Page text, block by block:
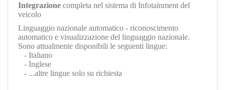
Integrazione completa nel sistema di Infotainment del
veicolo
Linguaggio nazionale automatico - riconoscimento
automatico e visualizzazione del linguaggio nazionale.
Sono attualmente disponibili le seguenti lingue:
- Italiano
- Inglese
- ...altre lingue solo su richiesta